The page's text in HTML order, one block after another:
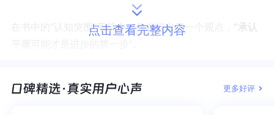
“认知突围”章节中，作者提出了一个观点，
“承认
点击查看完整内容
更多好评